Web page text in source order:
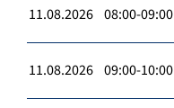
11.08.2026 08:00-09:00
11.08.2026 09:00-10:00